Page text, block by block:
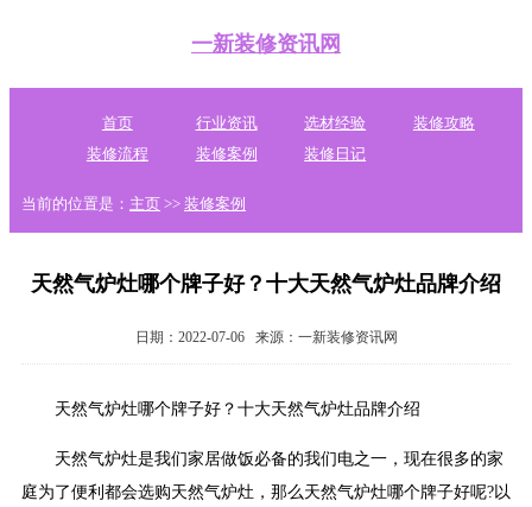
一新装修资讯网
首页 行业资讯 选材经验
装修攻略
装修流程
装修案例 装修日记
当前的位置是： 主页 >> 装修案例
天然气炉灶哪个牌子好？十大天然气炉灶品牌介绍
日期：2022-07-06 来源：一新装修资讯网
天然气炉灶哪个牌子好？十大天然气炉灶品牌介绍
天然气炉灶是我们家居做饭必备的我们电之一，现在很多的家
庭为了便利都会选购天然气炉灶，那么天然气炉灶哪个牌子好呢?以